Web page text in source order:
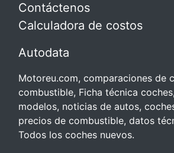
Contáctenos
Calculadora de costos
Autodata
Motoreu.com, comparaciones de
combustible, Ficha técnica
modelos, noticias de autos,
precios de combustible, datos
Todos los coches nuevos.